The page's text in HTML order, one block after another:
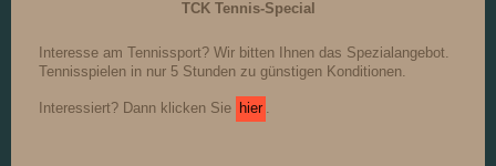
TCK Tennis-Special
Interesse am Tennissport? Wir bitten Ihnen das Spezialangebot.
Tennisspielen in nur 5 Stunden zu günstigen Konditionen.
Interessiert? Dann klicken Sie hier